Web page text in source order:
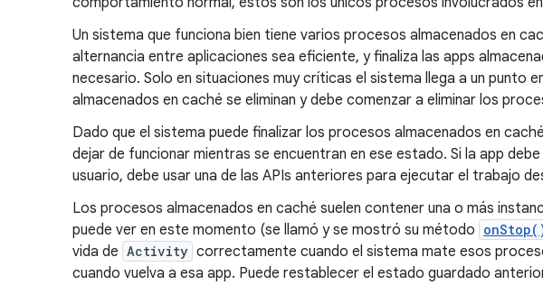
Un sistema que funciona bien tiene varios procesos almacenados en
alternancia entre aplicaciones sea eficiente, y finaliza las apps
necesario. Solo en situaciones muy críticas el sistema llega a un punto
almacenados en caché se eliminan y debe comenzar a eliminar los
Dado que el sistema puede finalizar los procesos almacenados en
dejar de funcionar mientras se encuentran en ese estado. Si la app
usuario, debe usar una de las APIs anteriores para ejecutar el trabajo
Los procesos almacenados en caché suelen contener una o más
puede ver en este momento (se llamó y se mostró su método
vida de Activity correctamente cuando el sistema mate esos
cuando vuelva a esa app. Puede restablecer el estado guardado